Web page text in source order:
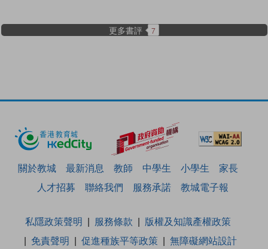
更多書評 7
關於教城 最新消息 教師 中學生 小學生
家長
人才招募
聯絡我們 服務承諾 教城電子報
私隱政策聲明 服務條款
版權及知識產權政策
免責聲明
促進種族平等政策 無障礙網站設計